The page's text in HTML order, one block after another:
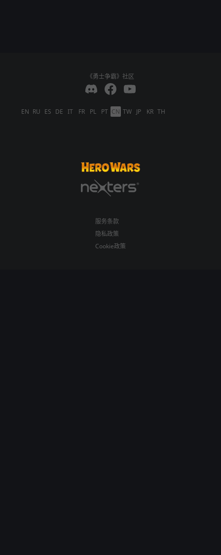
《勇士争霸》社区
EN RU ES DE IT FR PL PT CN TW JP KR TH
服务条款
隐私政策
Cookie政策